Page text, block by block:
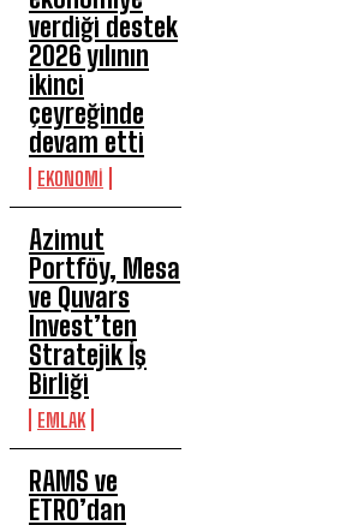
verdiği destek
2026 yılının
ikinci
çeyreğinde
devam etti
EKONOMİ
Azimut
Portföy, Mesa
ve Quvars
Invest’ten
Stratejik İş
Birliği
EMLAK
RAMS ve
ETRO’dan